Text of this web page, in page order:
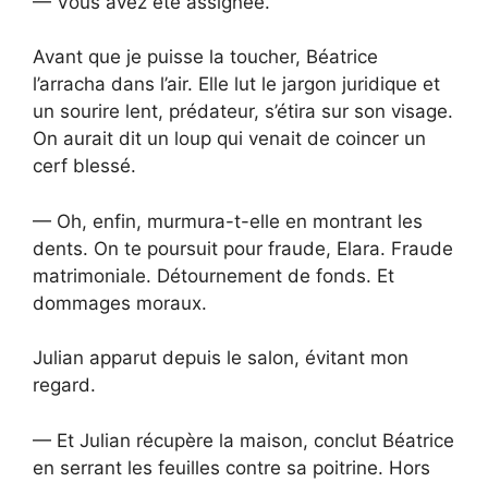
Avant que je puisse la toucher, Béatrice
l’arracha dans l’air. Elle lut le jargon juridique et
un sourire lent, prédateur, s’étira sur son visage.
On aurait dit un loup qui venait de coincer un
cerf blessé.
— Oh, enfin, murmura-t-elle en montrant les
dents. On te poursuit pour fraude, Elara. Fraude
matrimoniale. Détournement de fonds. Et
dommages moraux.
Julian apparut depuis le salon, évitant mon
regard.
— Et Julian récupère la maison, conclut Béatrice
en serrant les feuilles contre sa poitrine. Hors